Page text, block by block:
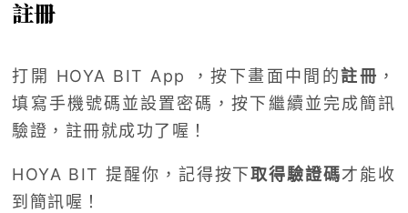
註冊
打開 HOYA BIT App ，按下畫面中間的註冊 ，
填寫手機號碼並設置密碼，按下繼續並完成簡訊
驗證，註冊就成功了喔！
HOYA BIT 提醒你，記得按下取得驗證碼才能收
到簡訊喔！